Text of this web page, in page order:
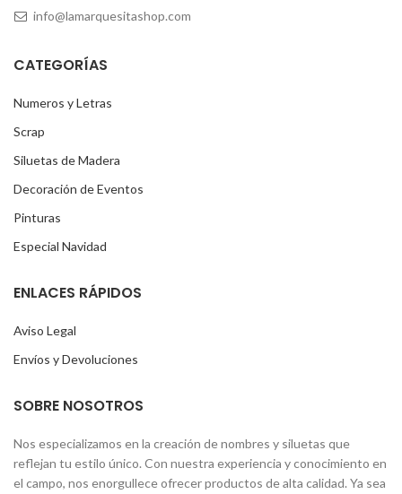
info@lamarquesitashop.com
CATEGORÍAS
Numeros y Letras
Scrap
Siluetas de Madera
Decoración de Eventos
Pinturas
Especial Navidad
ENLACES RÁPIDOS
Aviso Legal
Envíos y Devoluciones
SOBRE NOSOTROS
Nos especializamos en la creación de nombres y siluetas que
reflejan tu estilo único. Con nuestra experiencia y conocimiento en
el campo, nos enorgullece ofrecer productos de alta calidad. Ya sea